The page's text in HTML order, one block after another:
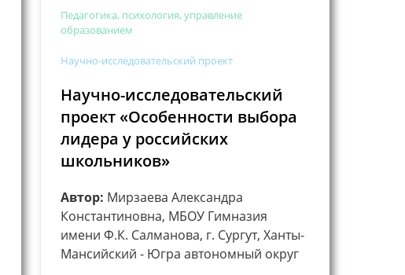
Педагогика, психология, управление
образованием
Научно-исследовательский проект
Научно-исследовательский
проект «Особенности выбора
лидера у российских
школьников»
Автор: Мирзаева Александра
Константиновна, МБОУ Гимназия
имени Ф.К. Салманова, г. Сургут, Ханты-
Мансийский - Югра автономный округ